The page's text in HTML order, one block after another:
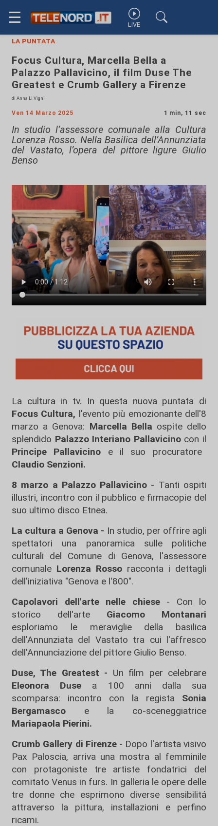
☰ LIVE
la puntata
Focus Cultura, Marcella Bella a
Palazzo Pallavicino, il film Duse The
Greatest e Crumb Gallery a Firenze
di Anna Li Vigni
Ven 14 Marzo 2025 1 min, 11 sec
In studio l’assessore comunale alla Cultura
Lorenza Rosso. Nella Basilica dell’Annunziata
del Vastato, l’opera del pittore ligure Giulio
Benso
La cultura in tv. In questa nuova puntata di
Focus Cultura, l'evento più emozionante dell'8
marzo a Genova: Marcella Bella ospite dello
splendido Palazzo Interiano Pallavicinocon il
Principe Pallavicino e il suo procuratore
Claudio Senzioni.
8 marzo a Palazzo Pallavicino - Tanti ospiti
illustri, incontro con il pubblico e firmacopie del
suo ultimo disco Etnea.
La cultura a Genova - In studio, per offrire agli
spettatori una panoramica sulle politiche
culturali del Comune di Genova, l'assessore
comunale Lorenza Rosso racconta i dettagli
dell'iniziativa "Genova e l'800".
Capolavori dell'arte nelle chiese- Con lo
storico dell'arte Giacomo Montanari
esploriamo le meraviglie della basilica
dell'Annunziata del Vastato tra cui l'affresco
dell'Annunciazione del pittore Giulio Benso.
Duse, The Greatest - Un film per celebrare
Eleonora Duse a 100 anni dalla sua
scomparsa: incontro con la regista Sonia
Bergamasco e la co-sceneggiatrice
Mariapaola Pierini.
Crumb Gallery di Firenze- Dopo l'artista visivo
Pax Paloscia, arriva una mostra al femminile
con protagoniste tre artiste fondatrici del
comitato Venus in furs. In galleria le opere delle
tre donne che esprimono diverse sensibilitá
attraverso la pittura, installazioni e perfino
ricami.